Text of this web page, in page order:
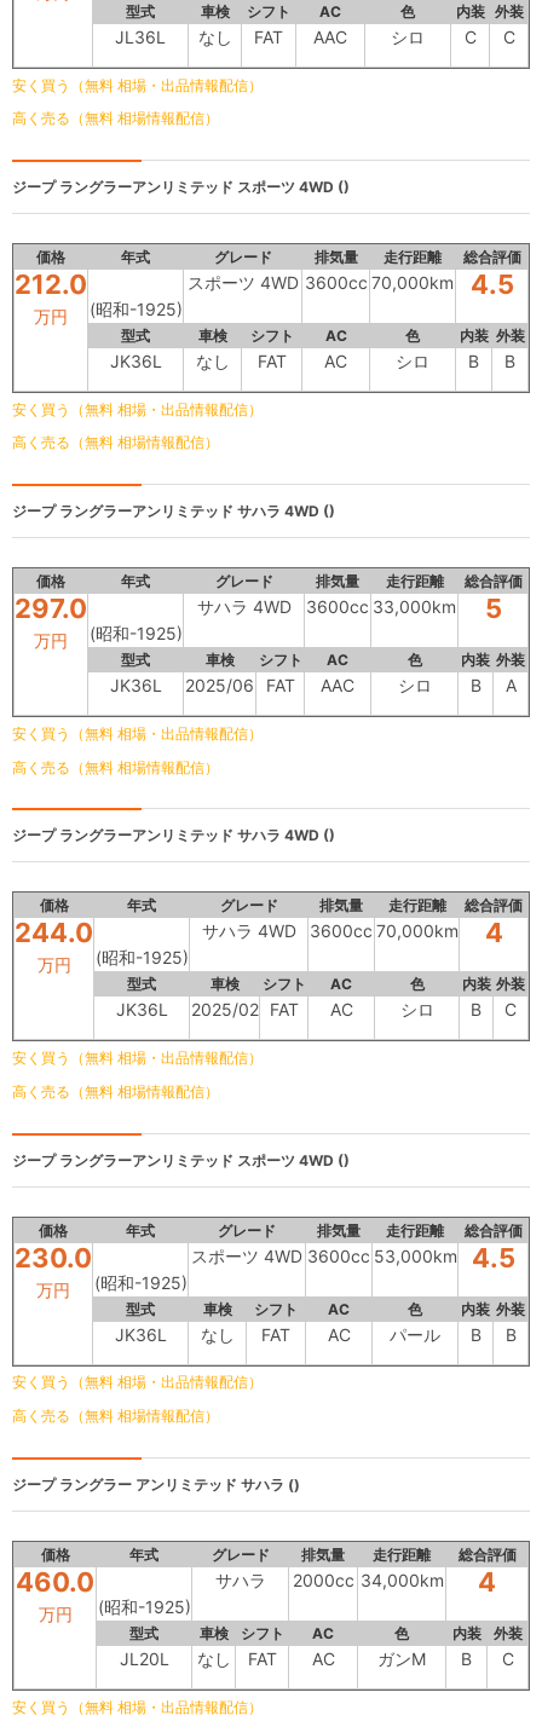
型式 車検 シフト AC 色 内装 外装
JL36L なし FAT AAC シロ C C
安く買う（無料 相場・出品情報配信）
高く売る（無料 相場情報配信）
ジープ ラングラーアンリミテッド スポーツ 4WD ()
価格 年式 グレード 排気量 走行距離 総合評価
212.0
万円 (昭和-1925)
スポーツ 4WD 3600cc 70,000km 4.5
型式 車検 シフト AC 色 内装 外装
JK36L なし FAT AC シロ B B
安く買う（無料 相場・出品情報配信）
高く売る（無料 相場情報配信）
ジープ ラングラーアンリミテッド サハラ 4WD ()
価格 年式 グレード 排気量 走行距離 総合評価
297.0
万円 (昭和-1925)
サハラ 4WD 3600cc 33,000km 5
型式 車検 シフト AC 色 内装 外装
JK36L 2025/06 FAT AAC シロ B A
安く買う（無料 相場・出品情報配信）
高く売る（無料 相場情報配信）
ジープ ラングラーアンリミテッド サハラ 4WD ()
価格 年式 グレード 排気量 走行距離 総合評価
244.0
万円 (昭和-1925)
サハラ 4WD 3600cc 70,000km 4
型式 車検 シフト AC 色 内装 外装
JK36L 2025/02 FAT AC シロ B C
安く買う（無料 相場・出品情報配信）
高く売る（無料 相場情報配信）
ジープ ラングラーアンリミテッド スポーツ 4WD ()
価格 年式 グレード 排気量 走行距離 総合評価
230.0
万円 (昭和-1925)
スポーツ 4WD 3600cc 53,000km 4.5
型式 車検 シフト AC 色 内装 外装
JK36L なし FAT AC パール B B
安く買う（無料 相場・出品情報配信）
高く売る（無料 相場情報配信）
ジープ ラングラー アンリミテッド サハラ ()
価格 年式 グレード 排気量 走行距離 総合評価
460.0
万円 (昭和-1925)
サハラ 2000cc 34,000km 4
型式 車検 シフト AC 色 内装 外装
JL20L なし FAT AC ガンM B C
安く買う（無料 相場・出品情報配信）